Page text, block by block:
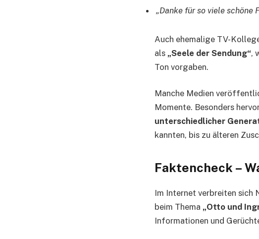
„Danke für so viele schöne
Auch ehemalige TV-
als „Seele der Sendung“,
Ton vorgaben.
Manche Medien
Momente. Besonders
unterschiedlicher
kannten, bis zu älteren
Faktencheck –
Im Internet verbreiten sich
beim Thema „Otto und
Informationen und